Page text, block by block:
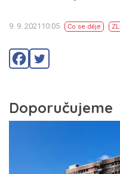
9. 9. 202110:05 Co se děje ZL